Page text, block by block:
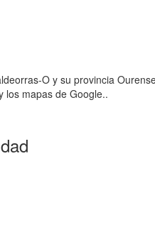
O y su provincia
los mapas de Google..